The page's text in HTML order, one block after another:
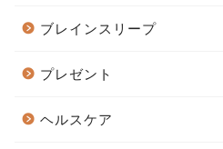
ブレインスリープ
プレゼント
ヘルスケア